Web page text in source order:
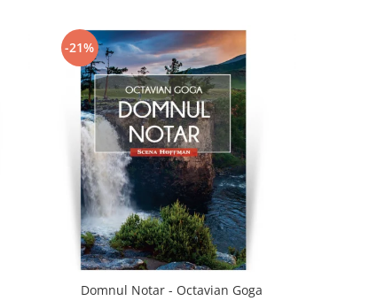
-21%
Domnul Notar - Octavian Goga